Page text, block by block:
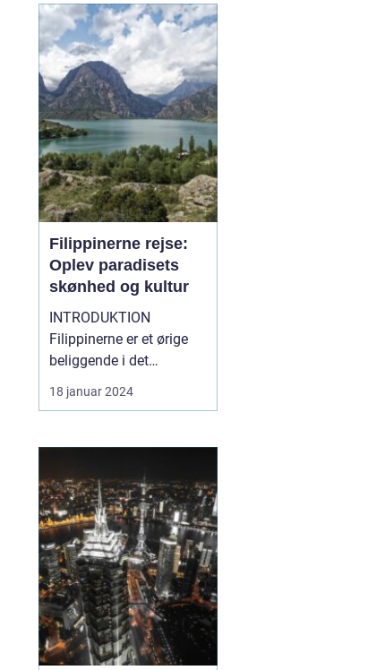
Filippinerne rejse:
Oplev paradisets
skønhed og kultur
INTRODUKTION
Filippinerne er et ørige
beliggende i det
sydøstlige Asien,
bestående af 7.641
byder på en fantastisk
skønhed, kulturel
mangfoldighed og
unikke eventyr. Hvis du
er en rejsende og
eventyrlysten pers...
18 januar 2024